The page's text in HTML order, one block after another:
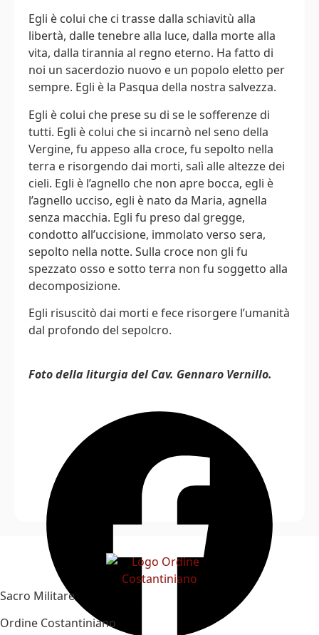
Egli è colui che ci trasse dalla schiavitù alla
libertà, dalle tenebre alla luce, dalla morte alla
vita, dalla tirannia al regno eterno. Ha fatto di
noi un sacerdozio nuovo e un popolo eletto per
sempre. Egli è la Pasqua della nostra salvezza.
Egli è colui che prese su di se le sofferenze di
tutti. Egli è colui che si incarnò nel seno della
Vergine, fu appeso alla croce, fu sepolto nella
terra e risorgendo dai morti, salì alle altezze dei
cieli. Egli è l’agnello che non apre bocca, egli è
l’agnello ucciso, egli è nato da Maria, agnella
senza macchia. Egli fu preso dal gregge,
condotto all’uccisione, immolato verso sera,
sepolto nella notte. Sulla croce non gli fu
spezzato osso e sotto terra non fu soggetto alla
decomposizione.
Egli risuscitò dai morti e fece risorgere l’umanità
dal profondo del sepolcro.
Foto della liturgia del Cav. Gennaro Vernillo.
Sacro Militare
Ordine Costantiniano